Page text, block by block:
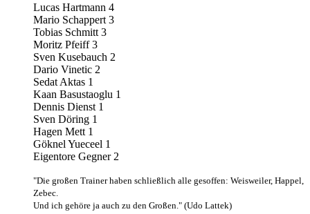
Lucas Hartmann 4
Mario Schappert 3
Tobias Schmitt 3
Moritz Pfeiff 3
Sven Kusebauch 2
Dario Vinetic 2
Sedat Aktas 1
Kaan Basustaoglu 1
Dennis Dienst 1
Sven Döring 1
Hagen Mett 1
Göknel Yueceel 1
Eigentore Gegner 2
"Die großen Trainer haben schließlich alle gesoffen: Weisweiler, Happel,
Zebec.
Und ich gehöre ja auch zu den Großen." (Udo Lattek)